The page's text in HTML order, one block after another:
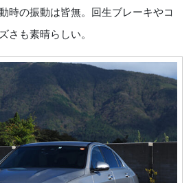
時の振動は皆無。回生ブレーキやコ
さも素晴らしい。